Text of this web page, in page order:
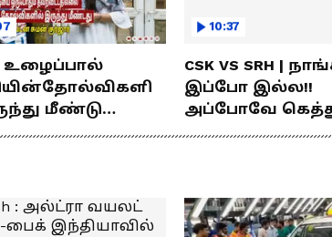
உழைப்பால்
மீண்டு
கண்டது- தமிழ்
10:37
CSK VS SRH |
இப்போ இல்ல!!
அப்போவே
கொண்டாடிய